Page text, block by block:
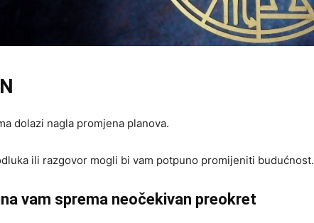
dolazi nagla promjena planova.
ili razgovor mogli bi vam potpuno promijeniti budućnost.
vam sprema neočekivan preokret